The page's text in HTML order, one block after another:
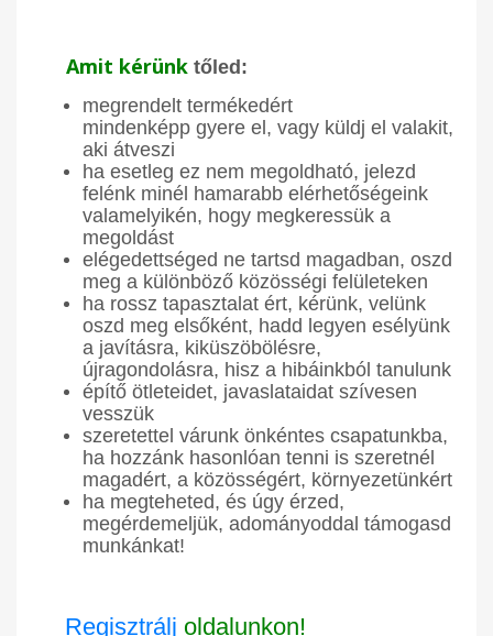
Amit kérünk tőled:
megrendelt termékedért
mindenképp gyere el, vagy küldj el valakit,
aki átveszi
ha esetleg ez nem megoldható, jelezd
felénk minél hamarabb elérhetőségeink
valamelyikén, hogy megkeressük a
megoldást
elégedettséged ne tartsd magadban, oszd
meg a különböző közösségi felületeken
ha rossz tapasztalat ért, kérünk, velünk
oszd meg elsőként, hadd legyen esélyünk
a javításra, kiküszöbölésre,
újragondolásra, hisz a hibáinkból tanulunk
építő ötleteidet, javaslataidat szívesen
vesszük
szeretettel várunk önkéntes csapatunkba,
ha hozzánk hasonlóan tenni is szeretnél
magadért, a közösségért, környezetünkért
ha megteheted, és úgy érzed,
megérdemeljük, adományoddal támogasd
munkánkat!
Regisztrálj oldalunkon!